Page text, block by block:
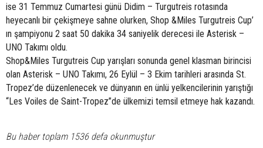
ise 31 Temmuz Cumartesi günü Didim – Turgutreis rotasında
heyecanlı bir çekişmeye sahne olurken, Shop &Miles Turgutreis Cup’
ın şampiyonu 2 saat 50 dakika 34 saniyelik derecesi ile Asterisk –
UNO Takımı oldu.
Shop&Miles Turgutreis Cup yarışları sonunda genel klasman birincisi
olan Asterisk – UNO Takımı, 26 Eylül – 3 Ekim tarihleri arasında St.
Tropez’de düzenlenecek ve dünyanın en ünlü yelkencilerinin yarıştığı
“Les Voiles de Saint-Tropez”de ülkemizi temsil etmeye hak kazandı.
Bu haber toplam 1536 defa okunmuştur